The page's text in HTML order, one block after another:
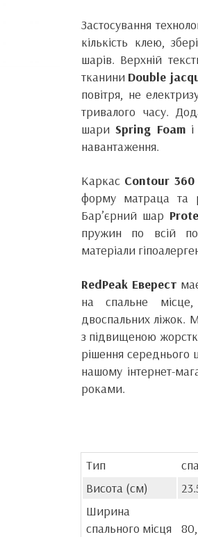
Застосування
кількість клею,
шарів. Верхній
тканини Double
повітря, не
тривалого часу.
шари Spring Foamі
навантаження.
Каркас Сontour 360
форму матраца та
Бар’єрний шар
пружин по всій
матеріали
RedPeak Еверест
на спальне
двоспальних ліжок.
з підвищеною
рішення середнього
нашому інтернет-
роками.
Тип
Висота (см)
Ширина
спального місця